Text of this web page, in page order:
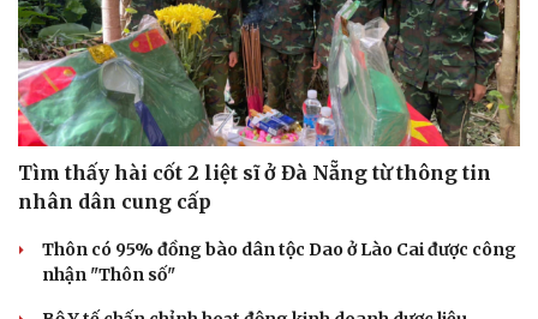
Sức khỏe
Dinh dưỡng - món ngon
Cây thuốc
Sản phụ khoa
Nhi khoa
Nam khoa
Làm đẹp - giảm cân
Phòng mạch online
Ăn sạch sống khỏe
Đời sống
Nhà đẹp
Blog
Tình yêu - Gia đình
Tìm thấy hài cốt 2 liệt sĩ ở Đà Nẵng từ thông tin
nhân dân cung cấp
Thôn có 95% đồng bào dân tộc Dao ở Lào Cai được công
nhận "Thôn số"